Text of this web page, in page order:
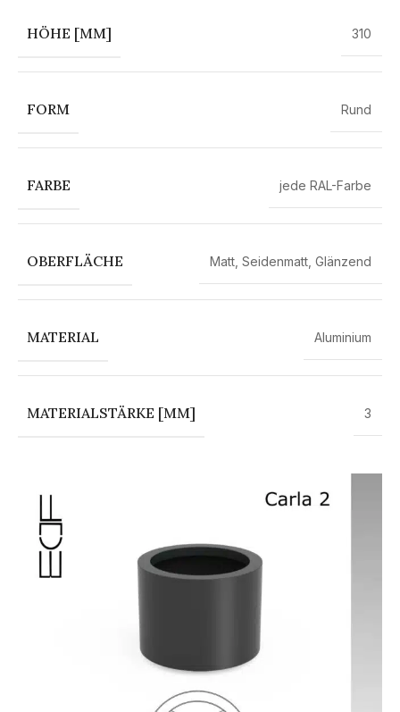
HÖHE [MM] 310
FORM Rund
FARBE jede RAL-Farbe
OBERFLÄCHE Matt Seidenmatt Glänzend
MATERIAL Aluminium
MATERIALSTÄRKE [MM] 3